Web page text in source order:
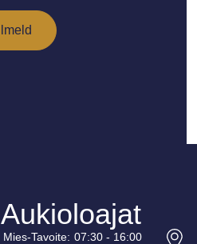
Aukioloajat
Mies-Tavoite: 07:30 - 16:00